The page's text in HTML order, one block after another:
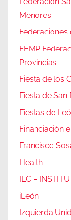
Menores
Federaciones
FEMP
Provincias
Fiesta de los
Fiesta de San
Fiestas de
Financiación
Francisco
Health
ILC –
iLeón
Izquierda